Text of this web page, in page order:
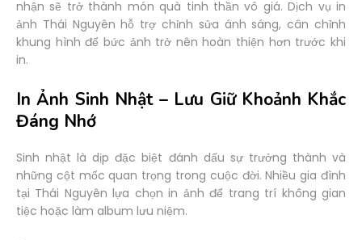
nhận sẽ trở thành món quà tinh thần vô giá. Dịch vụ in
ảnh Thái Nguyên hỗ trợ chỉnh sửa ánh sáng, cân chỉnh
khung hình để bức ảnh trở nên hoàn thiện hơn trước khi
in.
In Ảnh Sinh Nhật – Lưu Giữ Khoảnh Khắc
Đáng Nhớ
Sinh nhật là dịp đặc biệt đánh dấu sự trưởng thành và
những cột mốc quan trọng trong cuộc đời. Nhiều gia đình
tại Thái Nguyên lựa chọn in ảnh để trang trí không gian
tiệc hoặc làm album lưu niệm.